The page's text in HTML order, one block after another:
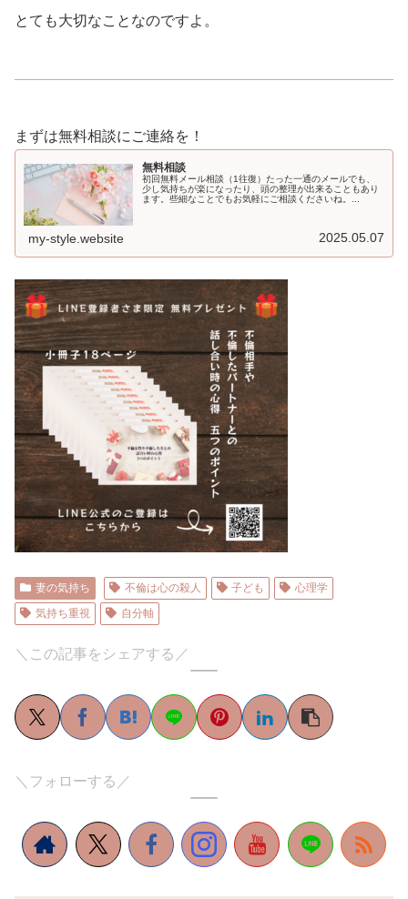
とても大切なことなのですよ。
まずは無料相談にご連絡を！
無料相談
初回無料メール相談（1往復）たった一通のメールでも、
少し気持ちが楽になったり、頭の整理が出来ることもあり
ます。些細なことでもお気軽にご相談くださいね。...
my-style.website 2025.05.07
妻の気持ち 不倫は心の殺人 子ども
心理学
気持ち重視
自分軸
＼この記事をシェアする／
＼フォローする／